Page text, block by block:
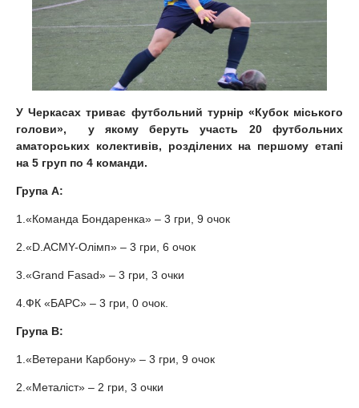
У Черкасах триває футбольний турнір «Кубок міського
голови», у якому беруть участь 20 футбольних
аматорських колективів, розділених на першому етапі
на 5 груп по 4 команди.
Група А:
1.«Команда Бондаренка» – 3 гри, 9 очок
2.«D.ACMY-Олімп» – 3 гри, 6 очок
3.«Grand Fasad» – 3 гри, 3 очки
4.ФК «БАРС» – 3 гри, 0 очок.
Група B:
1.«Ветерани Карбону» – 3 гри, 9 очок
2.«Металіст» – 2 гри, 3 очки